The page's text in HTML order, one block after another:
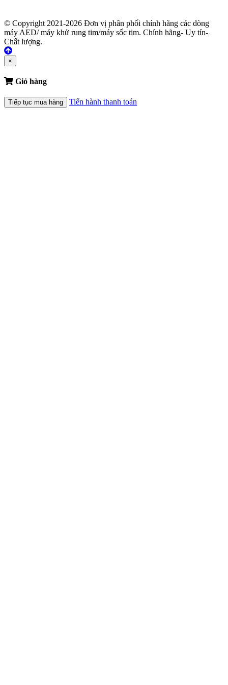
© Copyright 2021-2026 Đơn vị phân phối chính hãng các dòng
máy AED/ máy khử rung tim/máy sốc tim. Chính hãng- Uy tín-
Chất lượng.
×
Giỏ hàng
Tiếp tục mua hàng Tiến hành thanh toán